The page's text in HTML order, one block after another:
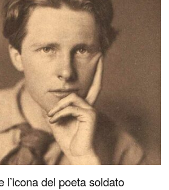
l’icona del poeta soldato